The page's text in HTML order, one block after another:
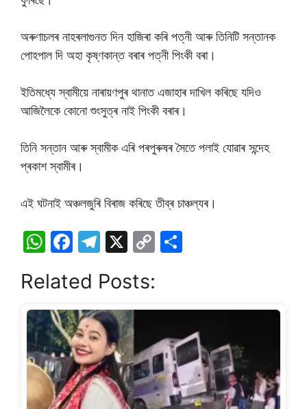
অৰুণাচলৰ নাহৰলাগুনত দিন হাজিৰা কৰি পত্নী আৰু তিনিটি সন্তানক
পোহপাল দি অহা কৃষ্ণকান্ত বৰাৰ পত্নী পিংকী বৰা।
ইতিমধ্যে স্বামীয়ে নাৰায়ণপুৰ থানাত এজাহাৰ দাখিল কৰিছে যদিও
আজিলৈকে কোনো শুংসুত্ৰ নাই পিংকী বৰাৰ।
তিনি সন্তান আৰু স্বামীক এৰি পৰপুৰুষৰ সৈতে পলাই যোৱাৰ সন্দেহ
প্ৰকাশ স্বামীৰ।
এই ঘটনাই অঞ্চলজুৰি বিৰাজ কৰিছে তীব্ৰ চাঞ্চল্যৰ।
W
at
s
A
p
p
F
c
e
b
o
o
k
T
e
gr
a
m
X
C
y
n
k
e
Related Posts: